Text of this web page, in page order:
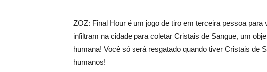
ZOZ: Final Hour é um jogo de tiro em terceira pessoa
infiltram na cidade para coletar Cristais de Sangue, um
humana! Você só será resgatado quando tiver Cristais de
humanos!